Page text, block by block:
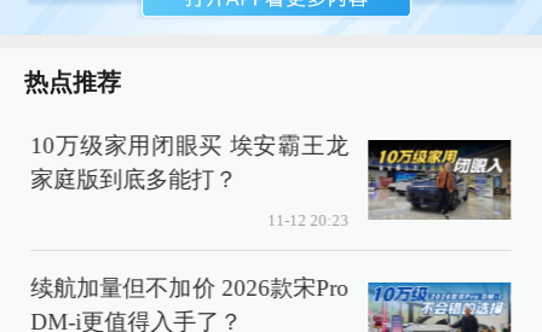
热点推荐
10万级家用闭眼买 埃安霸王龙
家庭版到底多能打？
11-12 20:23
续航加量但不加价 2026款宋Pro
DM-i更值得入手了？